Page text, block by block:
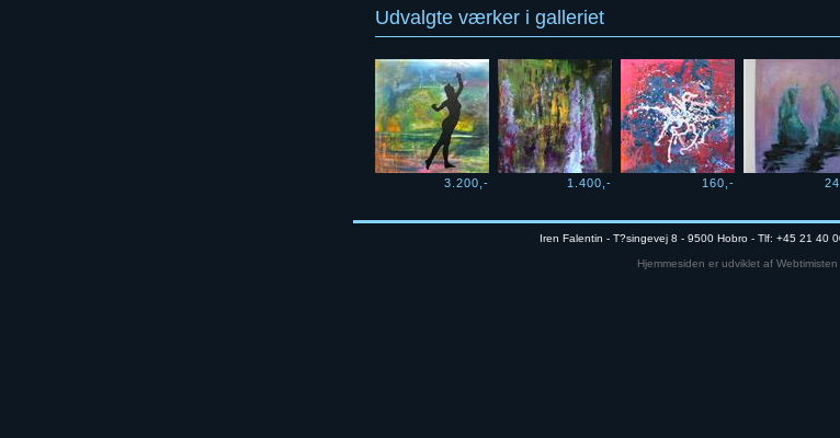
Udvalgte værker i galleriet
3.200,- 1.400,- 160,-
Iren Falentin - T?singevej 8 - 9500 Hobro - Tlf: +45 21 40
Hjemmesiden er udviklet af Webtimisten